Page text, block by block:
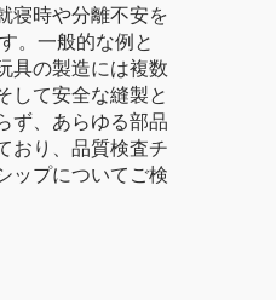
寝時や分離不安を
。一般的な例と
具の製造には複数
して安全な縫製と
ず、あらゆる部品
おり、品質検査チ
ップについてご検